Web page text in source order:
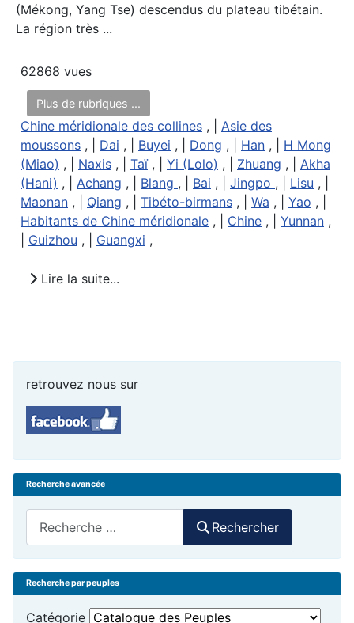
(Mékong, Yang Tse) descendus du plateau tibétain.
La région très ...
62868 vues
Plus de rubriques ...
Chine méridionale des collines , | Asie des
moussons , | Dai , | Buyei , | Dong , | Han , | H Mong
(Miao) , | Naxis , | Taï, | Yi (Lolo) , | Zhuang , | Akha
(Hani) , | Achang , | Blang , | Bai , | Jingpo , | Lisu , |
Maonan , | Qiang , | Tibéto-birmans , | Wa , | Yao , |
Habitants de Chine méridionale , | Chine , | Yunnan ,
Guizhou , | Guangxi ,
Lire la suite...
retrouvez nous sur
Recherche avancée
Rechercher
Recherche par peuples
Catégorie